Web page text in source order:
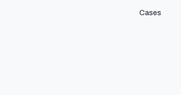
Cases